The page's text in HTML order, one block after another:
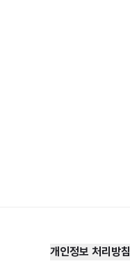
개인정보 처리방침